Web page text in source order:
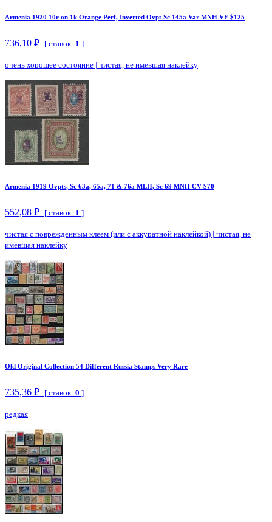
Armenia 1920 10r on 1k Orange Perf, Inverted Ovpt Sc 145a Var MNH VF $125
736,10 ₽ [ ставок: 1 ]
очень хорошее состояние | чистая, не имевшая наклейку
Armenia 1919 Ovpts, Sc 63a, 65a, 71 & 76a MLH, Sc 69 MNH CV $70
552,08 ₽ [ ставок: 1 ]
чистая с поврежденным клеем (или с аккуратной наклейкой) | чистая, не
имевшая наклейку
Old Original Collection 54 Different Russia Stamps Very Rare
735,36 ₽ [ ставок: 0 ]
редкая